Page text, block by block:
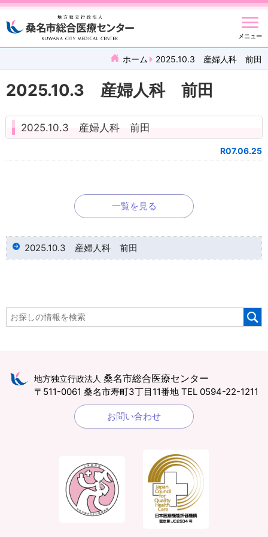
メニュー
ホーム 2025.10.3 産婦人科 前田
2025.10.3 産婦人科 前田
2025.10.3 産婦人科 前田
R07.06.25
一覧を見る
2025.10.3 産婦人科 前田
地方独立行政法人 桑名市総合医療センター
〒511-0061 桑名市寿町3丁目11番地 TEL 0594-22-1211
お問い合わせ